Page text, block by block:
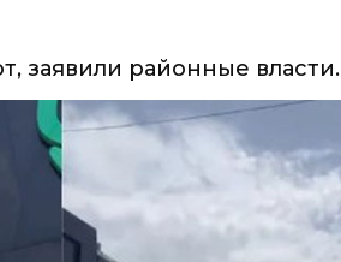
заявили районные власти.